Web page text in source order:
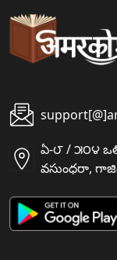
ఏ-౮ / ౫౦౪
వసుంధరా,